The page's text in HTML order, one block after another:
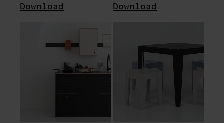
Download Download